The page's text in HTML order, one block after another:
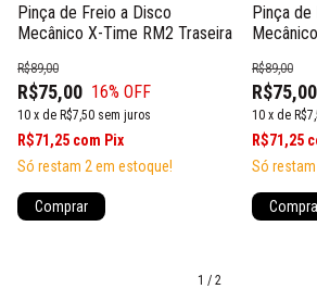
Pinça de Freio a Disco
Mecânico X-Time RM2 Traseira
R$75,00
R$89,00
16% OFF
10 x de R$7,50 sem juros
R$71,25 com Pix
Só restam 2 em estoque!
Comprar
Pinça de
R$75,00
R$89,00
10 x de
R$71,25
Só restam
1 / 2